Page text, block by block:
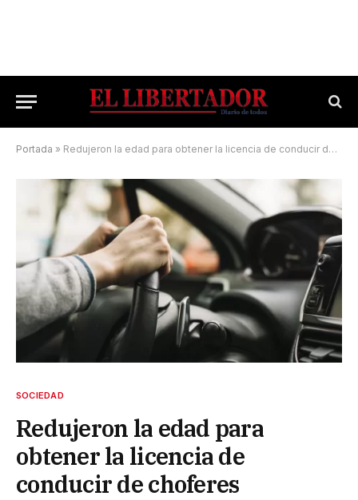
Portada » Redujeron la edad para obtener la licencia de conducir de choferes
SOCIEDAD
Redujeron la edad para
obtener la licencia de
conducir de choferes